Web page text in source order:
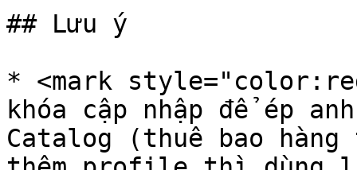
## Lưu ý
* <mark
khóa cập nhập để ép
Catalog (thuê bao hàng